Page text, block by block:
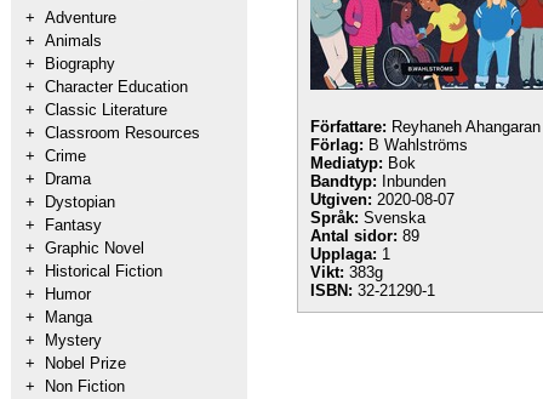
+ Adventure
+ Animals
+
Biography
+ Character Education
+ Classic Literature
+ Classroom Resources
+ Crime
+
Drama
+
Dystopian
+
Fantasy
+ Graphic Novel
+
Historical Fiction
+
Humor
+
Manga
+
Mystery
+
Nobel Prize
+
Non Fiction
Författare: Reyhaneh Ahangaran
Förlag: B Wahlströms
Mediatyp: Bok
Bandtyp: Inbunden
Utgiven: 2020-08-07
Språk: Svenska
Antal sidor: 89
Upplaga: 1
Vikt: 383g
ISBN: 32-21290-1